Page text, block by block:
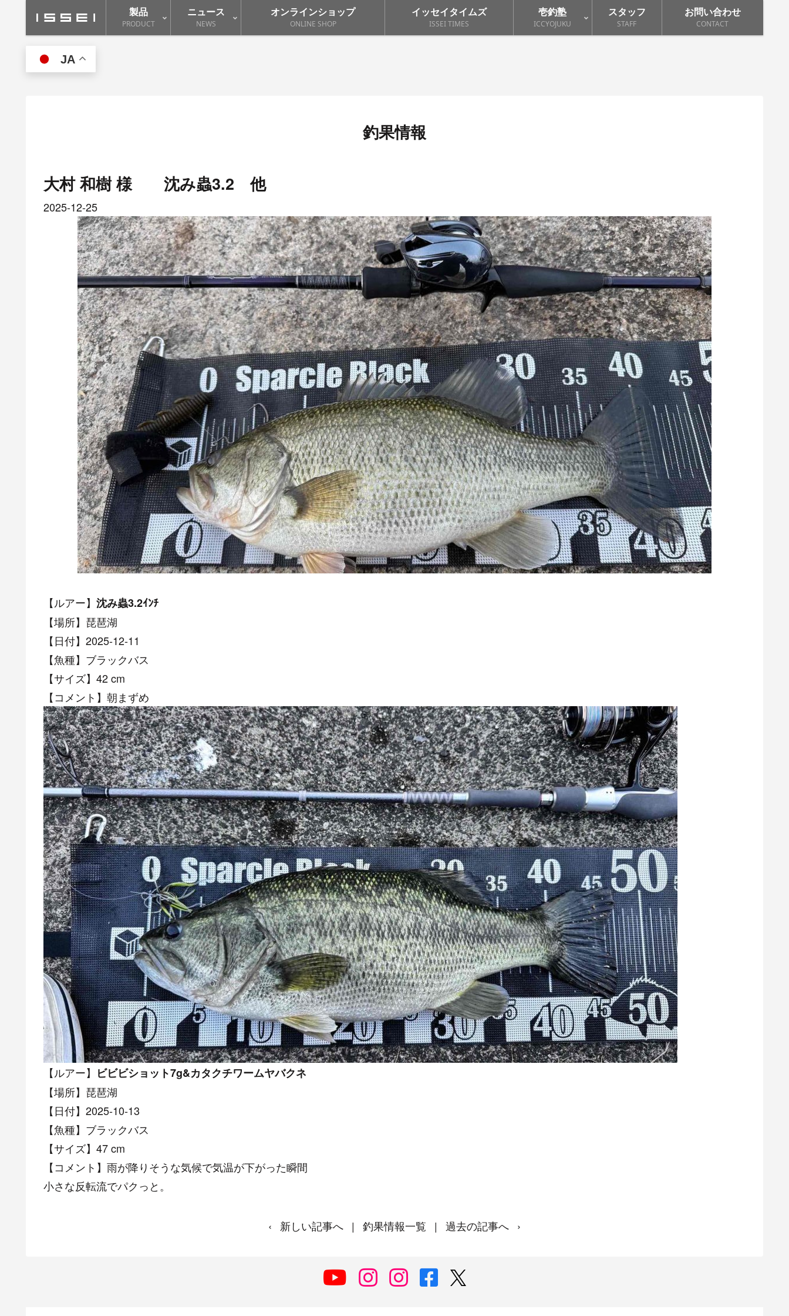
製品
PRODUCT
ニュース
NEWS
オンラインショップ
ONLINE SHOP
イッセイタイムズ
ISSEI TIMES
壱釣塾
ICCYOJUKU
スタッフ
STAFF
お問い合わせ
CONTACT
JA
釣果情報
大村 和樹 様 沈み蟲3.2 他
2025-12-25
【ルアー】 沈み蟲3.2ｲﾝﾁ
【場所】琵琶湖
【日付】2025-12-11
【魚種】ブラックバス
【サイズ】42 cm
【コメント】朝まずめ
【ルアー】 ビビビショット7g&カタクチワームヤバクネ
【場所】琵琶湖
【日付】2025-10-13
【魚種】ブラックバス
【サイズ】47 cm
【コメント】雨が降りそうな気候で気温が下がった瞬間
小さな反転流でパクっと。
‹ 新しい記事へ | 釣果情報一覧 | 過去の記事へ ›